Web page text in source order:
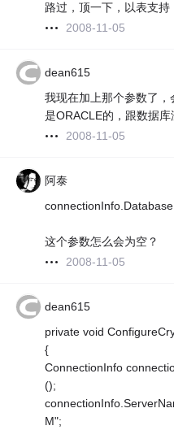
路过，顶一下，以表支持
2008-11-05
dean615
我现在加上那个参数了
是ORACLE的，跟数据库
2008-11-05
阿泰
这个参数怎么会为空？
2008-11-05
dean615
private void
{
ConnectionInfo
();
M";